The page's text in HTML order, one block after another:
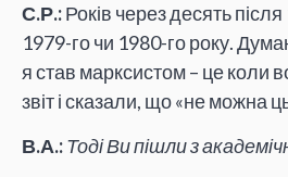
С.Р.:Років через десять
1979-го чи 1980-го року.
я став марксистом – це коли
звіт і сказали, що «не можна
В.А.:Тоді Ви пішли з